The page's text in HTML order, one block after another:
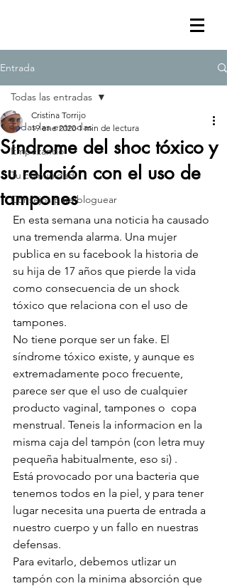
Entrada
Todas las entradas
Empezando
Tu comunidad
Consejos para bloguear
Todas las entradas
Síndrome del shoc tóxico y
su relación con el uso de
tampones
Cristina Torrijo
19 ene 2020 1 min de lectura
En esta semana una noticia ha causado
una tremenda alarma. Una mujer
publica en su facebook la historia de
su hija de 17 años que pierde la vida
como consecuencia de un shock
tóxico que relaciona con el uso de
tampones.
No tiene porque ser un fake. El
síndrome tóxico existe, y aunque es
extremadamente poco frecuente,
parece ser que el uso de cualquier
producto vaginal, tampones o  copa
menstrual. Teneis la informacion en la
misma caja del tampón (con letra muy
pequeña habitualmente, eso si) .
Está provocado por una bacteria que
tenemos todos en la piel, y para tener
lugar necesita una puerta de entrada a
nuestro cuerpo y un fallo en nuestras
defensas.
Para evitarlo, debemos utlizar un
tampón con la minima absorción que